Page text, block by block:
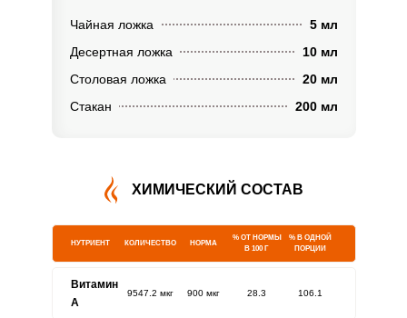
Чайная ложка
5 мл
Десертная ложка
10 мл
Столовая ложка
20 мл
Стакан
200 мл
ХИМИЧЕСКИЙ СОСТАВ
НУТРИЕНТ КОЛИЧЕСТВО НОРМА
% ОТ НОРМЫ
В 100 Г
% В ОДНОЙ
ПОРЦИИ
Витамин
A
9547.2 мкг 900 мкг 28.3 106.1